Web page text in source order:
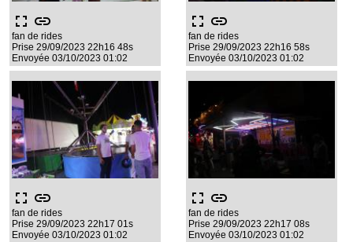
fullscreen link
fan de rides
Prise 29/09/2023 22h16 48s
Envoyée 03/10/2023 01:02
fullscreen link
fan de rides
Prise 29/09/2023 22h16 58s
Envoyée 03/10/2023 01:02
fullscreen link
fan de rides
Prise 29/09/2023 22h17 01s
Envoyée 03/10/2023 01:02
fullscreen link
fan de rides
Prise 29/09/2023 22h17 08s
Envoyée 03/10/2023 01:02